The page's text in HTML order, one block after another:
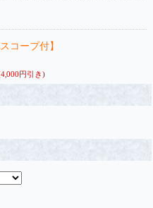
コープ付】
円引き)